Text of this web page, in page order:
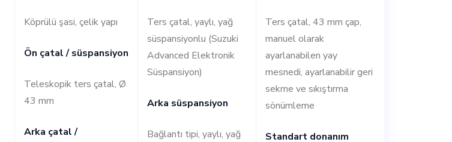
Köprülü şasi, çelik yapı
Ön çatal / süspansiyon
Teleskopik ters çatal, Ø
43 mm
Arka çatal /
Ters çatal, yaylı, yağ
süspansiyonlu (Suzuki
Advanced Elektronik
Süspansiyon)
Arka süspansiyon
Bağlantı tipi, yaylı, yağ
Ters çatal, 43 mm çap,
manuel olarak
ayarlanabilen yay
mesnedi, ayarlanabilir geri
sekme ve sıkıştırma
sönümleme
Standart donanım